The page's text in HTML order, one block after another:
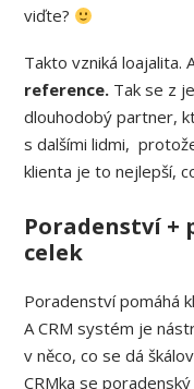
viďte?
Takto vzniká loajalita.
reference. Tak se z
dlouhodobý partner,
s dalšími lidmi,
klienta je to nejlepší,
Poradenství +
celek
Poradenství pomáhá
A CRM systém je
v něco, co se dá
CRMka se